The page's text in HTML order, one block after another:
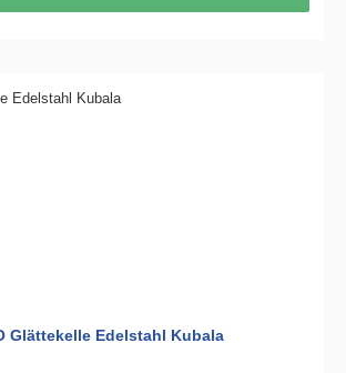
Glättekelle Edelstahl Kubala